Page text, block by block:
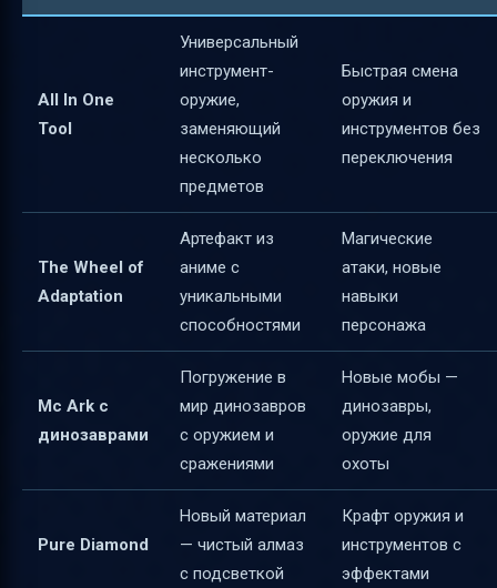
All In One
Tool
Универсальный
инструмент-
оружие,
заменяющий
несколько
предметов
Быстрая смена
оружия и
инструментов без
переключения
The Wheel of
Adaptation
Артефакт из
аниме с
уникальными
способностями
Магические
атаки, новые
навыки
персонажа
Mc Ark с
динозаврами
Погружение в
мир динозавров
с оружием и
сражениями
Новые мобы —
динозавры,
оружие для
охоты
Pure Diamond
Новый материал
— чистый алмаз
с подсветкой
Крафт оружия и
инструментов с
эффектами